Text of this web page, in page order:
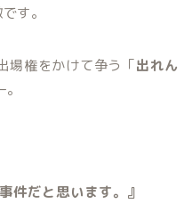
す。
場権をかけて争う「出れん
件だと思います。』